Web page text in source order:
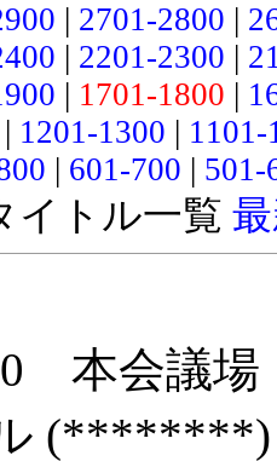
| 2701-2800 |
| 2201-2300 |
| 1701-1800 |
| 1201-1300 |
| 601-700 |
イトル一覧
本会
(********)